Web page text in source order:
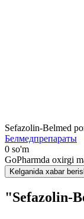
Sefazolin-Belmed
Белмедпрепараты
0 so'm
GoPharmda oxirgi
Kelganida xabar
"Sefazolin-